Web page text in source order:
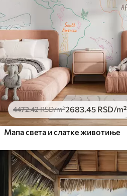
4472.42RSD/m²2683.45 RSD/m²
Мапа света и слатке животиње